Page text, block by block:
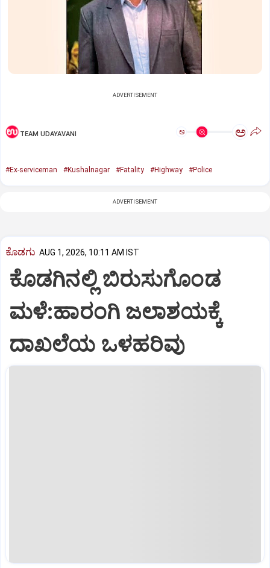
ADVERTISEMENT
TEAM UDAYAVANI ಅ ಅ
#Ex-serviceman #Kushalnagar #Fatality #Highway #Police
ADVERTISEMENT
ಕೊಡಗು AUG 1, 2026, 10:11 AM IST
ಕೊಡಗಿನಲ್ಲಿ ಬಿರುಸುಗೊಂಡ
ಮಳೆ:ಹಾರಂಗಿ ಜಲಾಶಯಕ್ಕೆ
ದಾಖಲೆಯ ಒಳಹರಿವು